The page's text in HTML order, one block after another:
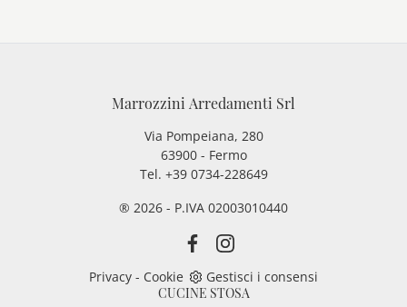
Marrozzini Arredamenti Srl
Via Pompeiana, 280
63900 - Fermo
Tel. +39 0734-228649
® 2026 - P.IVA 02003010440
Privacy - Cookie
Gestisci i consensi
CUCINE STOSA